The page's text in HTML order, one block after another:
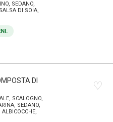
SEDANO,
DI SOIA,
DI
SCALOGNO,
SEDANO,
♡